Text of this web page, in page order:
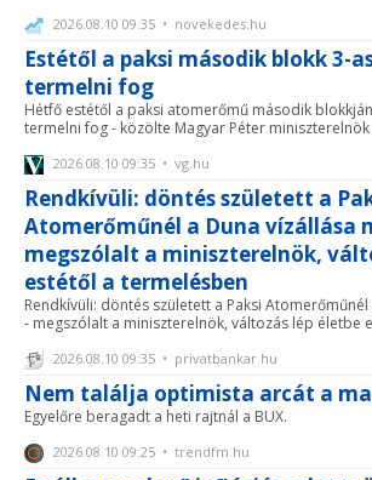
2026.08.10 09:35 • novekedes.hu
Estétől a paksi második blokk 3-
termelni fog
Hétfő estétől a paksi atomerőmű második
termelni fog - közölte Magyar Péter
2026.08.10 09:35 • vg.hu
Rendkívüli: döntés született a
Atomerőműnél a Duna vízállása
megszólalt a miniszterelnök,
estétől a termelésben
Rendkívüli: döntés született a Paksi
- megszólalt a miniszterelnök, változás lép életbe
2026.08.10 09:35 • privatbankar.hu
Nem találja optimista arcát a
Egyelőre beragadt a heti rajtnál a BUX.
2026.08.10 09:25 • trendfm.hu